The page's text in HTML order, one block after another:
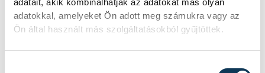
adatokkal, amelyeket Ön adott meg számukra vagy az
Ön által használt más szolgáltatásokból gyűjtöttek.